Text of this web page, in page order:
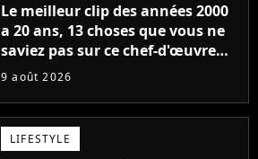
Le meilleur clip des années 2000
a 20 ans, 13 choses que vous ne
saviez pas sur ce chef-d'œuvre
qui a révolutionné YouTube
9 août 2026
LIFESTYLE